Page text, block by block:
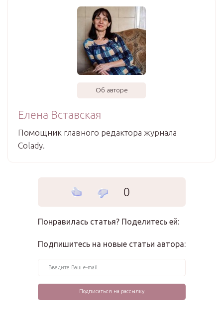
Об авторе
Елена Вставская
Помощник главного редактора журнала
Colady.
0
Понравилась статья? Поделитесь ей:
Подпишитесь на новые статьи автора: